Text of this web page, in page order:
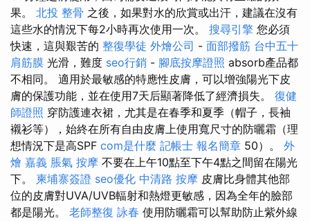
果。 北投 整骨 之後，如果對水的欣賞或出汗，建議在沒有
這些水的情況下每2小時再次使用一次。 搜尋引擎 您必須
快速，這與艱苦的 整復學徒 外燴公司 - 面部撥筋 台中五十
肩筋膜 光滑，難度 seo行銷 - 腳底按摩證照 absorb產品都
不相同。 適用於最敏感的特應性皮膚，可以增強陽光下皮
膚的保護功能，並在使用7天后顯著降低了經濟損失。 復健
師證照 穿防護連衣裙，尤其是在春季和夏季（帽子，長袖
襯衫等），始終在所有自由皮膚上使用寬尺寸的防曬霜（理
想情況下是高SPF com是什麼 記帳士 報名簡章 50）。 外
燴 嘉義 脹氣 按摩 不要在上午10點至下午4點之間留在陽光
下。 柬埔寨簽證 seo優化 中清路 按摩 皮膚比身體其他部
位的皮膚對UVA/UVB輻射和熱燈更敏感，因為全年的臉部
都是陽光。 老師整復 詠春 使用防曬霜可以幫助防止紫外線